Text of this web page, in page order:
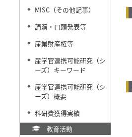
◆ MISC（その他記事）
◆ 講演・口頭発表等
◆ 産業財産権等
◆
産学官連携可能研究（シ
ーズ）キーワード
◆
産学官連携可能研究（シ
ーズ）概要
◆
科研費獲得実績
教育活動